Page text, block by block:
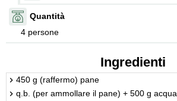
Quantità
4 persone
Ingredienti
450 g (raffermo) pane
q.b. (per ammollare il pane) + 500 g acqua